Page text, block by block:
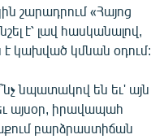
շարադրում «Հայոց
է՝ լավ հասկանալով,
է կախված կմնան օդում:
նպատակով են եւ' այն
այսօր, իրավապահ
բարձրաստիճան